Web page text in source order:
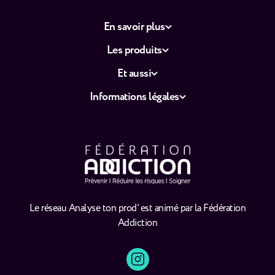
Le réseau Analyse ton prod' est animé par la Fédération
Addiction
En savoir plus
Les produits
Et aussi
Informations légales